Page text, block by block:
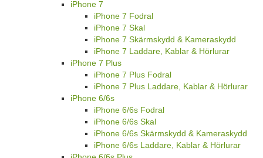
iPhone 7
iPhone 7 Fodral
iPhone 7 Skal
iPhone 7 Skärmskydd & Kameraskydd
iPhone 7 Laddare, Kablar & Hörlurar
iPhone 7 Plus
iPhone 7 Plus Fodral
iPhone 7 Plus Laddare, Kablar & Hörlurar
iPhone 6/6s
iPhone 6/6s Fodral
iPhone 6/6s Skal
iPhone 6/6s Skärmskydd & Kameraskydd
iPhone 6/6s Laddare, Kablar & Hörlurar